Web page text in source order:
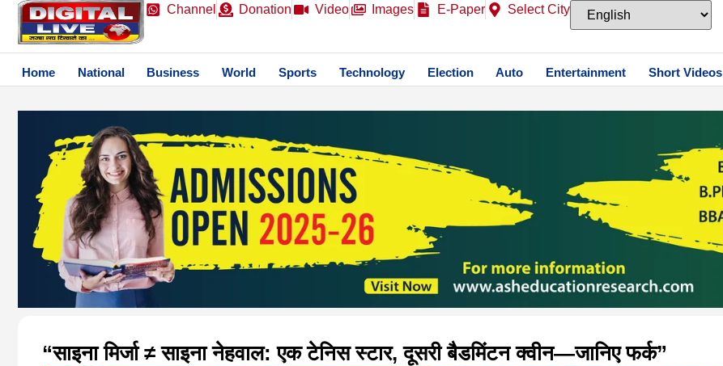
Channel Donation Video Images E-Paper Select City
Home National Business World Sports Technology Election Auto Entertainment Short Videos
“साइना मिर्जा ≠ साइना नेहवाल: एक टेनिस स्टार, दूसरी बैडमिंटन क्वीन—जानिए फर्क”